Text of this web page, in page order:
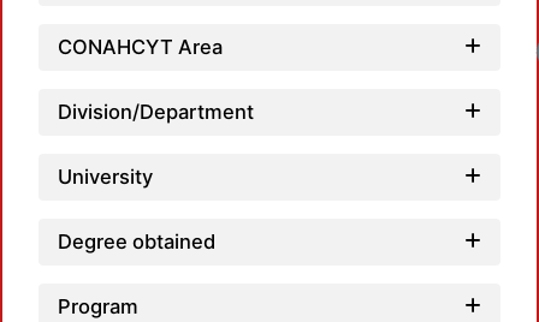
CONAHCYT Area
Division/Department
University
Degree obtained
Program